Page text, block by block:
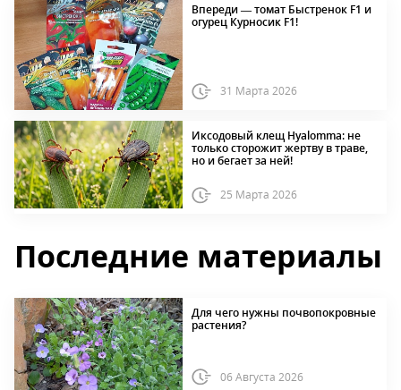
Впереди — томат Быстренок F1 и
огурец Курносик F1!
31 Марта 2026
Иксодовый клещ Hyalomma: не
только сторожит жертву в траве,
но и бегает за ней!
25 Марта 2026
Последние материалы
Для чего нужны почвопокровные
растения?
06 Августа 2026